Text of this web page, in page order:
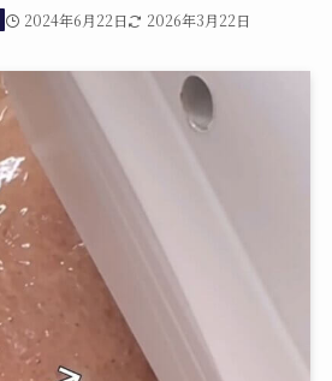
2024年6月22日 2026年3月22日